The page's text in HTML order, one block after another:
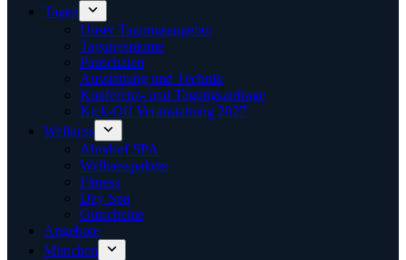
Tagen
Unser Tagungsangebot
Tagungsräume
Pauschalen
Ausstattung und Technik
Konferenz- und Tagungsanfrage
Kick-Off Veranstaltung 2027
Wellness
Almdorf SPA
Wellnesspakete
Fitness
Day Spa
Gutscheine
Angebote
München